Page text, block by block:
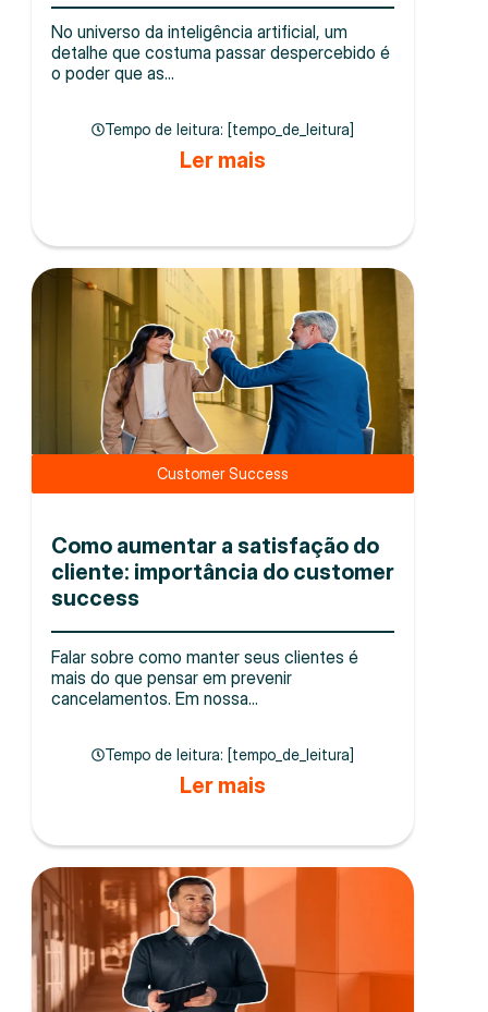
No universo da inteligência artificial, um
detalhe que costuma passar despercebido é
o poder que as...
Tempo de leitura: [tempo_de_leitura]
Ler mais
Customer Success
Como aumentar a satisfação do
cliente: importância do customer
success
Falar sobre como manter seus clientes é
mais do que pensar em prevenir
cancelamentos. Em nossa...
Tempo de leitura: [tempo_de_leitura]
Ler mais